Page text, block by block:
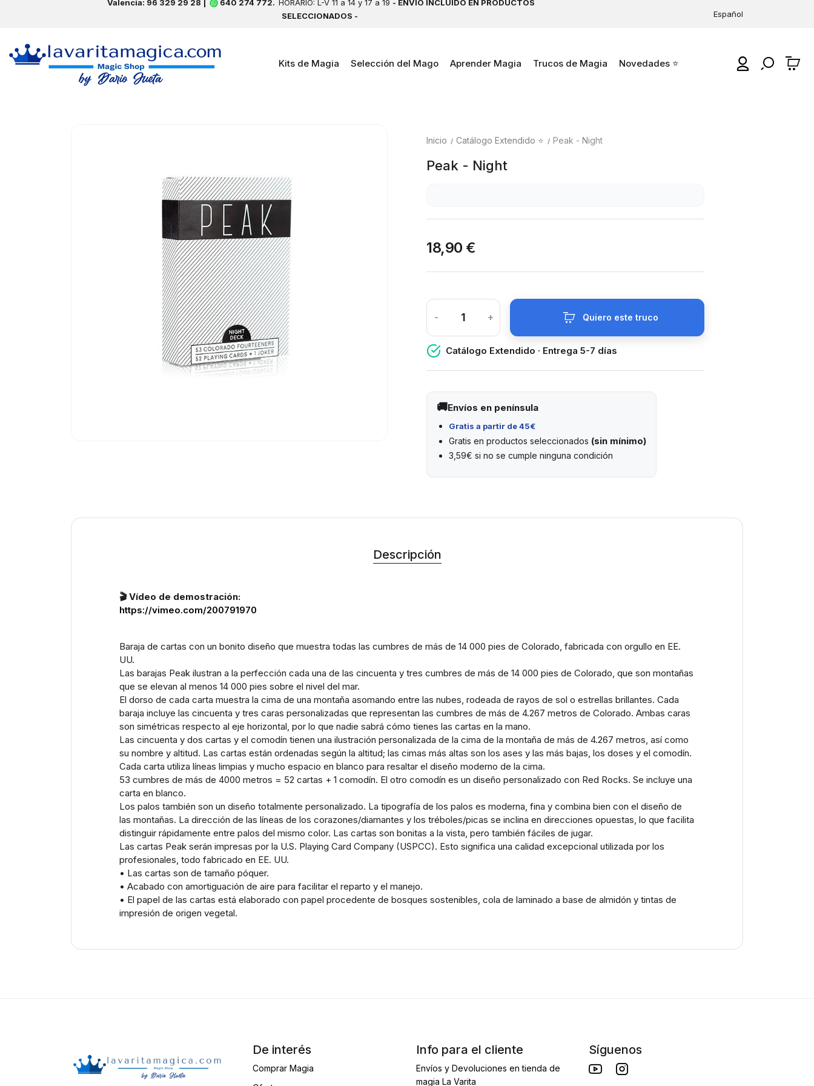
Español
Valencia: 96 329 29 28 | 640 274 772. HORARIO: L-V 11 a 14 y 17 a 19 - ENVÍO INCLUIDO EN PRODUCTOS
SELECCIONADOS -
Kits de Magia Selección del Mago Aprender Magia Trucos de Magia Novedades ⭐
Inicio Catálogo Extendido ⭐ Peak - Night
Peak - Night
18,90 €
- + Quiero este truco
Catálogo Extendido · Entrega 5-7 días
Envíos en península
Gratis a partir de 45€
Gratis en productos seleccionados (sin mínimo)
3,59€ si no se cumple ninguna condición
Descripción
🎬 Vídeo de demostración:
https://vimeo.com/200791970
Baraja de cartas con un bonito diseño que muestra todas las cumbres de más de 14 000 pies de Colorado, fabricada con orgullo en EE.
UU.
Las barajas Peak ilustran a la perfección cada una de las cincuenta y tres cumbres de más de 14 000 pies de Colorado, que son montañas
que se elevan al menos 14 000 pies sobre el nivel del mar.
El dorso de cada carta muestra la cima de una montaña asomando entre las nubes, rodeada de rayos de sol o estrellas brillantes. Cada
baraja incluye las cincuenta y tres caras personalizadas que representan las cumbres de más de 4.267 metros de Colorado. Ambas caras
son simétricas respecto al eje horizontal, por lo que nadie sabrá cómo tienes las cartas en la mano.
Las cincuenta y dos cartas y el comodín tienen una ilustración personalizada de la cima de la montaña de más de 4.267 metros, así como
su nombre y altitud. Las cartas están ordenadas según la altitud; las cimas más altas son los ases y las más bajas, los doses y el comodín.
Cada carta utiliza líneas limpias y mucho espacio en blanco para resaltar el diseño moderno de la cima.
53 cumbres de más de 4000 metros = 52 cartas + 1 comodín. El otro comodín es un diseño personalizado con Red Rocks. Se incluye una
carta en blanco.
Los palos también son un diseño totalmente personalizado. La tipografía de los palos es moderna, fina y combina bien con el diseño de
las montañas. La dirección de las líneas de los corazones/diamantes y los tréboles/picas se inclina en direcciones opuestas, lo que facilita
distinguir rápidamente entre palos del mismo color. Las cartas son bonitas a la vista, pero también fáciles de jugar.
Las cartas Peak serán impresas por la U.S. Playing Card Company (USPCC). Esto significa una calidad excepcional utilizada por los
profesionales, todo fabricado en EE. UU.
• Las cartas son de tamaño póquer.
• Acabado con amortiguación de aire para facilitar el reparto y el manejo.
• El papel de las cartas está elaborado con papel procedente de bosques sostenibles, cola de laminado a base de almidón y tintas de
impresión de origen vegetal.
De interés
Comprar Magia
Info para el cliente
Envíos y Devoluciones en tienda de
magia La Varita
Síguenos